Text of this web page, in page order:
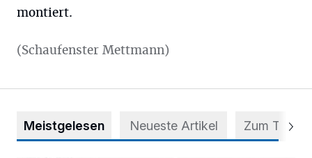
montiert.
(Schaufenster Mettmann)
Meistgelesen Neueste Artikel Zum Thema